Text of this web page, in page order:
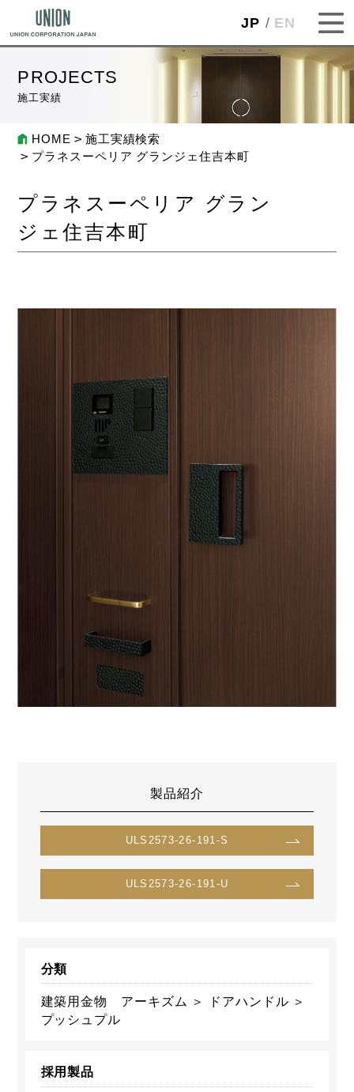
JP EN
PROJECTS
施工実績
HOME
施工実績検索
プラネスーペリア グランジェ住吉本町
プラネスーペリア グラン
ジェ住吉本町
製品紹介
ULS2573-26-191-S
ULS2573-26-191-U
分類
建築用金物 アーキズム ＞ ドアハンドル ＞
プッシュプル
採用製品